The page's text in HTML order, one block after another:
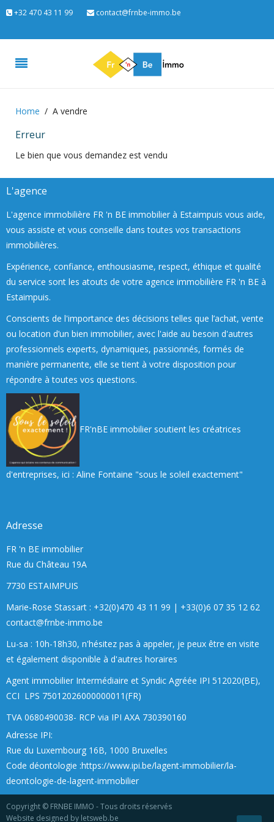
+32 470 43 11 99 contact@frnbe-immo.be
Home A vendre
Erreur
Le bien que vous demandez est vendu
L'agence
L'agence immobilière FR 'n BE immobilier à Estaimpuis vous aide,
vous assiste et vous conseille dans toutes vos transactions
immobilières.
Expérience, confiance, enthousiasme, respect, éthique et qualité
du service sont les atouts de votre agence immobilière FR 'n BE à
Estaimpuis.
Conscients de l'importance des décisions telles que l’achat, vente
ou location d’un bien immobilier, avec l'aide au besoin d'autres
professionnels experts, dynamiques, passionnés, formés de
manière permanente, elle se tient à votre disposition pour
répondre à toutes vos questions.
FR'nBE immobilier soutient les créatrices
d'entreprises, ici : Aline Fontaine "sous le soleil exactement"
Adresse
FR 'n BE immobilier
Rue du Château 19A
7730 ESTAIMPUIS
Marie-Rose Stassart : +32(0)470 43 11 99 | +33(0)6 07 35 12 62
contact@frnbe-immo.be
Lu-sa : 10h-18h30, n'hésitez pas à appeler, je peux être en visite
et également disponible à d'autres horaires
Agent immobilier Intermédiaire et Syndic Agréée IPI 512020(BE),
CCI LPS 75012026000000011(FR)
TVA 0680490038- RCP via IPI AXA 730390160
Adresse IPI:
Rue du Luxembourg 16B, 1000 Bruxelles
Code déontologie :https://www.ipi.be/lagent-immobilier/la-
deontologie-de-lagent-immobilier
Copyright © FRNBE IMMO - Tous droits réservés
Website designed by letsweb.be